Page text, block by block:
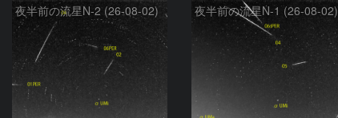
夜半前の流星N-2 (26-08-02) 夜半前の流星N-1 (26-08-02)